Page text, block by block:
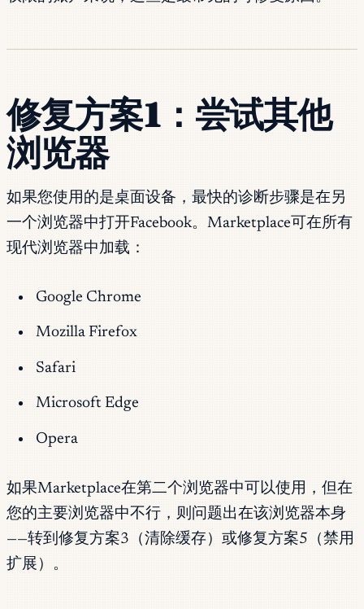
修复方案1：尝试其他
浏览器
如果您使用的是桌面设备，最快的诊断步骤是在另
一个浏览器中打开Facebook。Marketplace可在所有
现代浏览器中加载：
Google Chrome
Mozilla Firefox
Safari
Microsoft Edge
Opera
如果Marketplace在第二个浏览器中可以使用，但在
您的主要浏览器中不行，则问题出在该浏览器本身
——转到修复方案3（清除缓存）或修复方案5（禁用
扩展）。